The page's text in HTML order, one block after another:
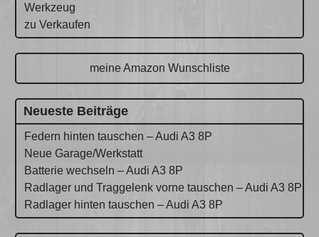
Werkzeug
zu Verkaufen
meine Amazon Wunschliste
Neueste Beiträge
Federn hinten tauschen – Audi A3 8P
Neue Garage/Werkstatt
Batterie wechseln – Audi A3 8P
Radlager und Traggelenk vorne tauschen – Audi A3 8P
Radlager hinten tauschen – Audi A3 8P